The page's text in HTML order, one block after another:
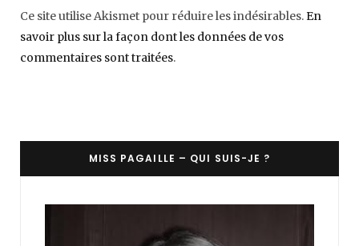
Ce site utilise Akismet pour réduire les indésirables.En
savoir plus sur la façon dont les données de vos
commentaires sont traitées.
MISS PAGAILLE – QUI SUIS-JE ?